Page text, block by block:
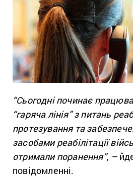
“Сьогодні починає
“гаряча лінія” з питань
протезування та
засобами реабілітації
отримали поранення”, –
повідомленні.